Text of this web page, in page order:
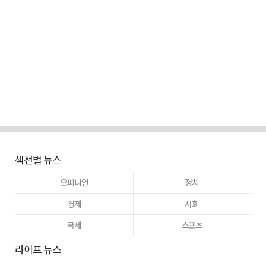
섹션별 뉴스
오피니언
정치
경제
사회
국제
스포츠
라이프 뉴스